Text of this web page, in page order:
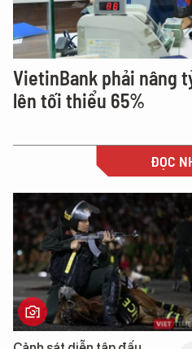
VietinBank phải nâng
lên tối thiểu 65%
ĐỌC